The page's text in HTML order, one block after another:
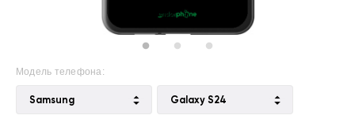
Модель телефона:
Samsung Galaxy S24